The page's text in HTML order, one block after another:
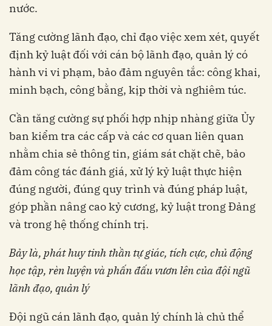
nước.
Tăng cường lãnh đạo, chỉ đạo việc xem xét, quyết
định kỷ luật đối với cán bộ lãnh đạo, quản lý có
hành vi vi phạm, bảo đảm nguyên tắc: công khai,
minh bạch, công bằng, kịp thời và nghiêm túc.
Cần tăng cường sự phối hợp nhịp nhàng giữa Ủy
ban kiểm tra các cấp và các cơ quan liên quan
nhằm chia sẻ thông tin, giám sát chặt chẽ, bảo
đảm công tác đánh giá, xử lý kỷ luật thực hiện
đúng người, đúng quy trình và đúng pháp luật,
góp phần nâng cao kỷ cương, kỷ luật trong Đảng
và trong hệ thống chính trị.
Bảy là, phát huy tinh thần tự giác, tích cực, chủ động
học tập, rèn luyện và phấn đấu vươn lên của đội ngũ
lãnh đạo, quản lý
Đội ngũ cán lãnh đạo, quản lý chính là chủ thể